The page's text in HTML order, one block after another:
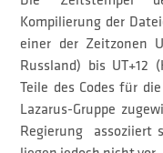
Kompilierung der
einer der Zeitzonen
Russland) bis UT+12
Teile des Codes für
Lazarus-Gruppe
Regierung assoziiert